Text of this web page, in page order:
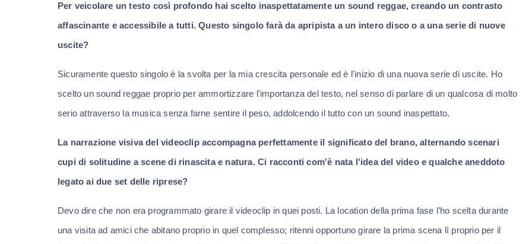
Per veicolare un testo così profondo hai scelto inaspettatamente un sound reggae, creando un contrasto
affascinante e accessibile a tutti. Questo singolo farà da apripista a un intero disco o a una serie di nuove
uscite?
Sicuramente questo singolo è la svolta per la mia crescita personale ed è l'inizio di una nuova serie di uscite. Ho
scelto un sound reggae proprio per ammortizzare l'importanza del testo, nel senso di parlare di un qualcosa di molto
serio attraverso la musica senza farne sentire il peso, addolcendo il tutto con un sound inaspettato.
La narrazione visiva del videoclip accompagna perfettamente il significato del brano, alternando scenari
cupi di solitudine a scene di rinascita e natura. Ci racconti com'è nata l'idea del video e qualche aneddoto
legato ai due set delle riprese?
Devo dire che non era programmato girare il videoclip in quei posti. La location della prima fase l’ho scelta durante
una visita ad amici che abitano proprio in quel complesso; ritenni opportuno girare la prima scena lì proprio per il